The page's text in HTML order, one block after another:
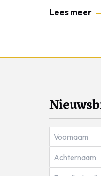
Lees meer